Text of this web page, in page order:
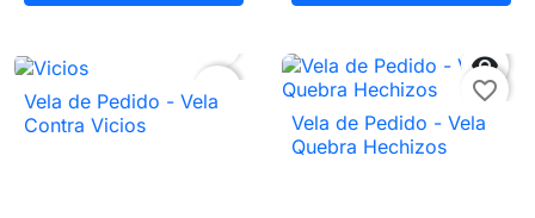
favorite_border
Vela de Pedido - Vela
Contra Vicios

favorite_border
Vela de Pedido - Vela
Quebra Hechizos